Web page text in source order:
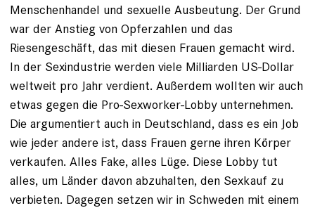
Menschenhandel und sexuelle Ausbeutung. Der Grund
war der Anstieg von Opferzahlen und das
Riesengeschäft, das mit diesen Frauen gemacht wird.
In der Sexindustrie werden viele Milliarden US-Dollar
weltweit pro Jahr verdient. Außerdem wollten wir auch
etwas gegen die Pro-Sexworker-Lobby unternehmen.
Die argumentiert auch in Deutschland, dass es ein Job
wie jeder andere ist, dass Frauen gerne ihren Körper
verkaufen. Alles Fake, alles Lüge. Diese Lobby tut
alles, um Länder davon abzuhalten, den Sexkauf zu
verbieten. Dagegen setzen wir in Schweden mit einem